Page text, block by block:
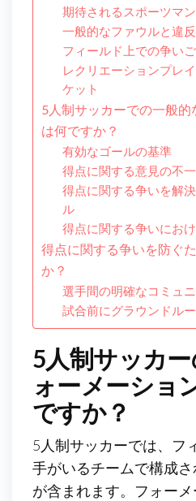
期待されるスポーツマ
一般的なファウルと違反
フィールド上での争い
レクリエーションプレ
ケット
5人制サッカーでの一般
は何ですか？
有効なゴールの基準
得点に関する意見の不
得点に関する争いを解
ル
得点に関する争いにお
得点に関する争いを防ぐ
か？
選手間の明確なコミュ
試合前にグラウンドル
5人制サッカ
ォーメーショ
ですか？
5人制サッカーでは、フ
手がいるチームで構成
が含まれます。フォー